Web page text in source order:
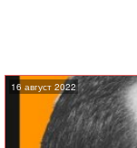
16 август 2022